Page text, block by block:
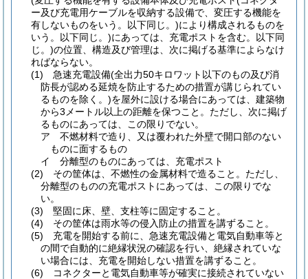
ー及び充電用ケーブルを収納する設備で、変圧する機能を
有しないものをいう。以下同じ。)により構成されるものを
いう。以下同じ。)にあっては、充電ポストを含む。以下同
じ。)の位置、構造及び管理は、次に掲げる基準によらなけ
ればならない。
(1)
急速充電設備(全出力50キロワット以下のもの及び消
防長が認める延焼を防止するための措置が講じられてい
るものを除く。)を屋外に設ける場合にあっては、建築物
から3メートル以上の距離を保つこと。 ただし、次に掲げ
るものにあっては、この限りでない。
ア
不燃材料で造り、又は覆われた外壁で開口部のない
ものに面するもの
イ
分離型のものにあっては、充電ポスト
(2)
その筐体は、不燃性の金属材料で造ること。 ただし、
分離型のものの充電ポストにあっては、この限りでな
い。
(3)
堅固に床、壁、支柱等に固定すること。
(4)
その筐体は雨水等の侵入防止の措置を講ずること。
(5)
充電を開始する前に、急速充電設備と電気自動車等と
の間で自動的に絶縁状況の確認を行い、絶縁されていな
い場合には、充電を開始しない措置を講ずること。
(6)
コネクターと電気自動車等が確実に接続されていない